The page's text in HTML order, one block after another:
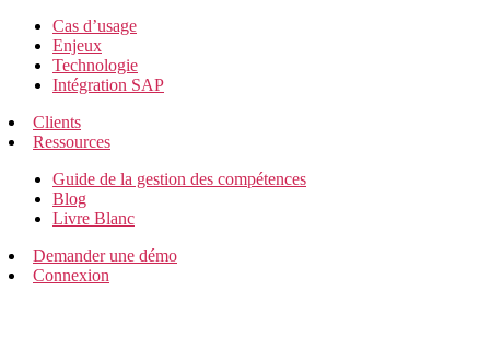
Cas d’usage
Enjeux
Technologie
Intégration SAP
Clients
Ressources
Guide de la gestion des compétences
Blog
Livre Blanc
Demander une démo
Connexion